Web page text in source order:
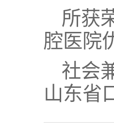
所获
腔医院
社会
山东省